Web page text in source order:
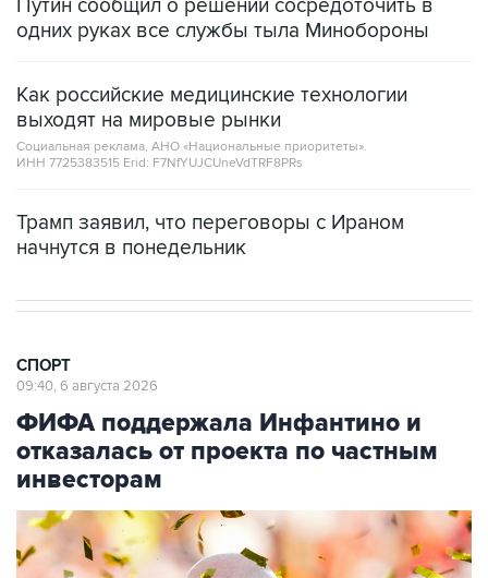
Как российские медицинские технологии
Социальная реклама, АНО «Национальные приоритеты».
ИНН 7725383515 Erid: F7NfYUJCUneVdTRF8PRs
ФИФА поддержала Инфантино и
отказалась от проекта по частным
инвесторам